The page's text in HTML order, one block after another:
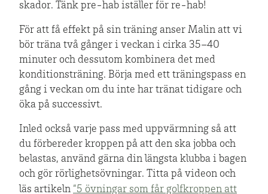
skador. Tänk pre-hab iställer för re-hab!
För att få effekt på sin träning anser Malin att vi
bör träna två gånger i veckan i cirka 35–40
minuter och dessutom kombinera det med
konditionsträning. Börja med ett träningspass en
gång i veckan om du inte har tränat tidigare och
öka på successivt.
Inled också varje pass med uppvärmning så att
du förbereder kroppen på att den ska jobba och
belastas, använd gärna din längsta klubba i bagen
och gör rörlighetsövningar. Titta på videon och
läs artikeln “5 övningar som får golfkroppen att